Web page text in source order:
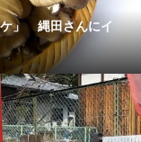
」 縄田さんにイ